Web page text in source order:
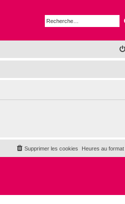
Heures au format
Supprimer les cookies